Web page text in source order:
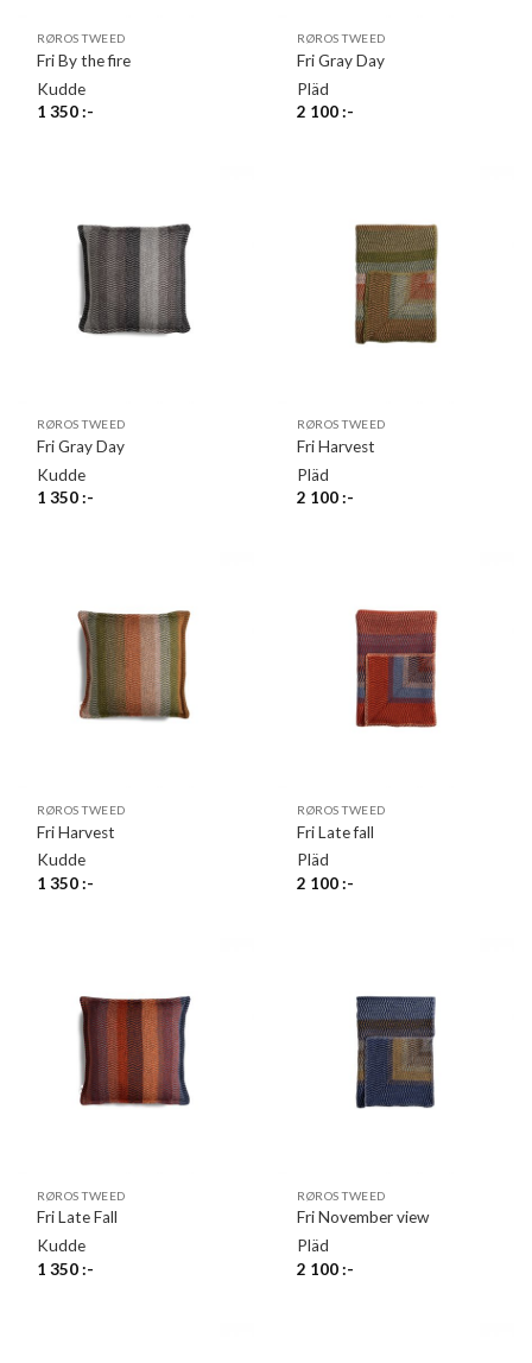
RØROS TWEED
Fri By the fire
Kudde
1 350:-
RØROS TWEED
Fri Gray Day
Pläd
2 100:-
RØROS TWEED
Fri Gray Day
Kudde
1 350:-
RØROS TWEED
Fri Harvest
Pläd
2 100:-
RØROS TWEED
Fri Harvest
Kudde
1 350:-
RØROS TWEED
Fri Late fall
Pläd
2 100:-
RØROS TWEED
Fri Late Fall
Kudde
1 350:-
RØROS TWEED
Fri November view
Pläd
2 100:-